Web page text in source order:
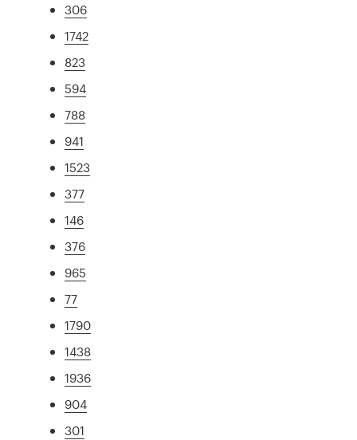
306
1742
823
594
788
941
1523
377
146
376
965
77
1790
1438
1936
904
301